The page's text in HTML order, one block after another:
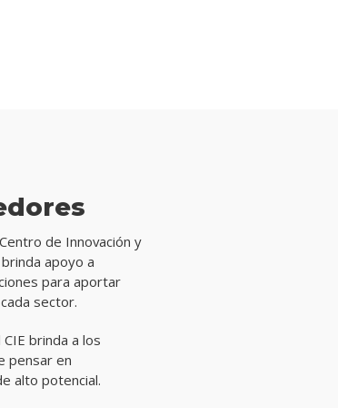
de Innovación y
apoyo a
para aportar
sector.
brinda a los
pensar en
alto potencial.